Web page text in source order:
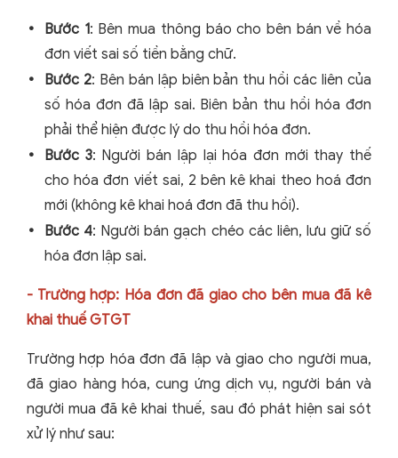
Bước 1: Bên mua thông báo cho bên bán về hóa
đơn viết sai số tiền bằng chữ.
Bước 2: Bên bán lập biên bản thu hồi các liên của
số hóa đơn đã lập sai. Biên bản thu hồi hóa đơn
phải thể hiện được lý do thu hồi hóa đơn.
Bước 3: Người bán lập lại hóa đơn mới thay thế
cho hóa đơn viết sai, 2 bên kê khai theo hoá đơn
mới (không kê khai hoá đơn đã thu hồi).
Bước 4: Người bán gạch chéo các liên, lưu giữ số
hóa đơn lập sai.
- Trường hợp: Hóa đơn đã giao cho bên mua đã kê
khai thuế GTGT
Trường hợp hóa đơn đã lập và giao cho người mua,
đã giao hàng hóa, cung ứng dịch vụ, người bán và
người mua đã kê khai thuế, sau đó phát hiện sai sót
xử lý như sau: